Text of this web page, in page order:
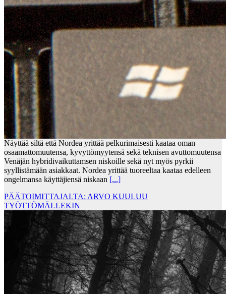
Näyttää siltä että Nordea yrittää pelkurimaisesti kaataa oman
osaamattomuutensa, kyvyttömyytensä sekä teknisen avuttomuutensa
Venäjän hybridivaikuttamsen niskoille sekä nyt myös pyrkii
syyllistämään asiakkaat. Nordea yrittää tuoreeltaa kaataa edelleen
ongelmansa käyttäjiensä niskaan [...]
PÄÄTOIMITTAJALTA: ARVO KUULUU
TYÖTTÖMÄLLEKIN